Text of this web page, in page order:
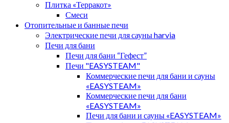
Плитка «Терракот»
Смеси
Отопительные и банные печи
Электрические печи для сауны harvia
Печи для бани
Печи для бани “Гефест”
Печи "EASYSTEAM"
Коммерческие печи для бани и сауны
«EASYSTEAM»
Коммерческие печи для бани
«EASYSTEAM»
Печи для бани и сауны «EASYSTEAM»